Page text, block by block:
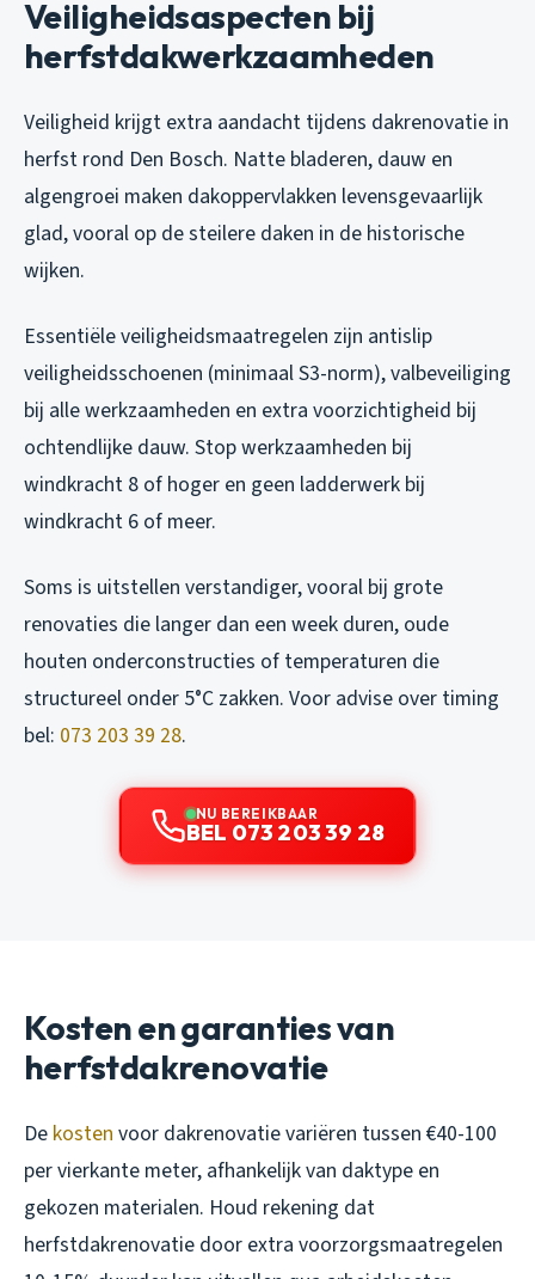
Veiligheidsaspecten bij
herfstdakwerkzaamheden
Veiligheid krijgt extra aandacht tijdens dakrenovatie in
herfst rond Den Bosch. Natte bladeren, dauw en
algengroei maken dakoppervlakken levensgevaarlijk
glad, vooral op de steilere daken in de historische
wijken.
Essentiële veiligheidsmaatregelen zijn antislip
veiligheidsschoenen (minimaal S3-norm), valbeveiliging
bij alle werkzaamheden en extra voorzichtigheid bij
ochtendlijke dauw. Stop werkzaamheden bij
windkracht 8 of hoger en geen ladderwerk bij
windkracht 6 of meer.
Soms is uitstellen verstandiger, vooral bij grote
renovaties die langer dan een week duren, oude
houten onderconstructies of temperaturen die
structureel onder 5°C zakken. Voor advise over timing
bel: 073 203 39 28.
NU BEREIKBAAR
BEL 073 203 39 28
Kosten en garanties van
herfstdakrenovatie
De kosten voor dakrenovatie variëren tussen €40-100
per vierkante meter, afhankelijk van daktype en
gekozen materialen. Houd rekening dat
herfstdakrenovatie door extra voorzorgsmaatregelen